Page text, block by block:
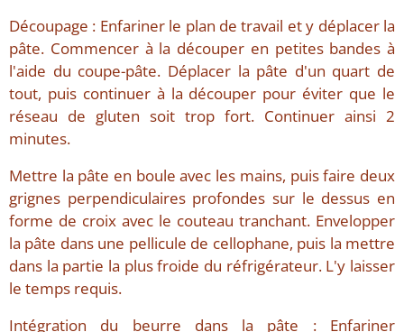
Découpage : Enfariner le plan de travail et y déplacer la
pâte. Commencer à la découper en petites bandes à
l'aide du coupe-pâte. Déplacer la pâte d'un quart de
tout, puis continuer à la découper pour éviter que le
réseau de gluten soit trop fort. Continuer ainsi 2
minutes.
Mettre la pâte en boule avec les mains, puis faire deux
grignes perpendiculaires profondes sur le dessus en
forme de croix avec le couteau tranchant. Envelopper
la pâte dans une pellicule de cellophane, puis la mettre
dans la partie la plus froide du réfrigérateur. L'y laisser
le temps requis.
Intégration du beurre dans la pâte : Enfariner